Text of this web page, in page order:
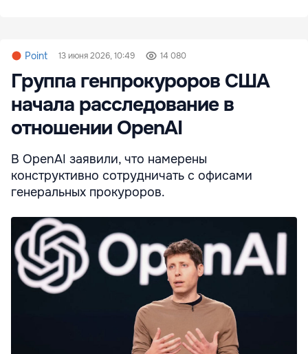
Point 13 июня 2026, 10:49 14 080
Группа генпрокуроров США
начала расследование в
отношении OpenAI
В OpenAI заявили, что намерены
конструктивно сотрудничать с офисами
генеральных прокуроров.